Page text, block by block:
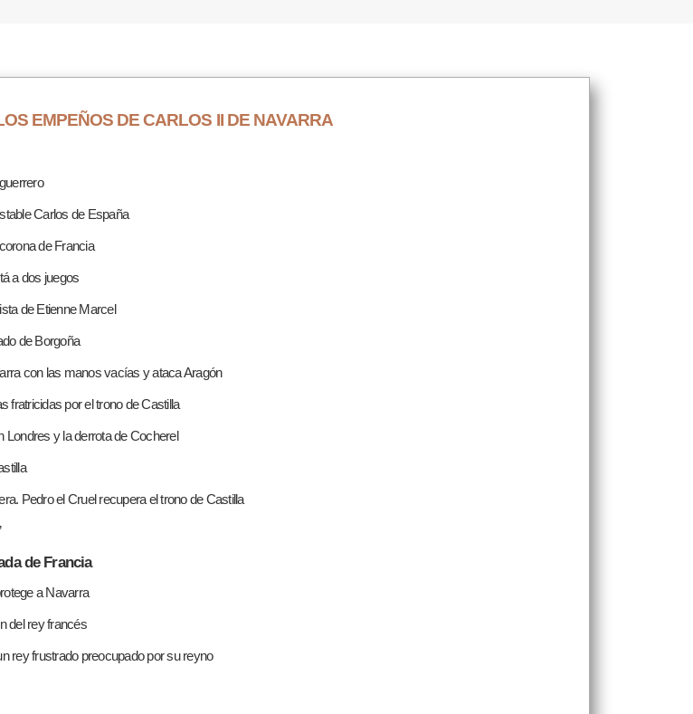
EMPEÑOS DE CARLOS II DE NAVARRA
Carlos de España
de Francia
a dos juegos
de Etienne Marcel
de Borgoña
con las manos vacías y ataca Aragón
fratricidas por el trono de Castilla
Londres y la derrota de Cocherel
Pedro el Cruel recupera el trono de Castilla
de Francia
a Navarra
del rey francés
rey frustrado preocupado por su reyno